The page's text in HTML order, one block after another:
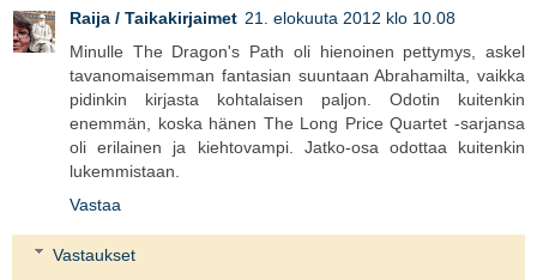
Raija / Taikakirjaimet 21. elokuuta 2012 klo 10.08
Minulle The Dragon's Path oli hienoinen pettymys, askel
tavanomaisemman fantasian suuntaan Abrahamilta, vaikka
pidinkin kirjasta kohtalaisen paljon. Odotin kuitenkin
enemmän, koska hänen The Long Price Quartet -sarjansa
oli erilainen ja kiehtovampi. Jatko-osa odottaa kuitenkin
lukemmistaan.
Vastaa
Vastaukset